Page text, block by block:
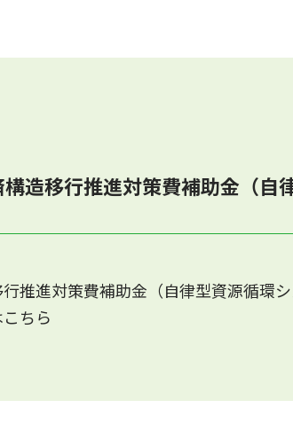
造移行推進対策費補助金（自
推進対策費補助金（自律型資源循環
ちら